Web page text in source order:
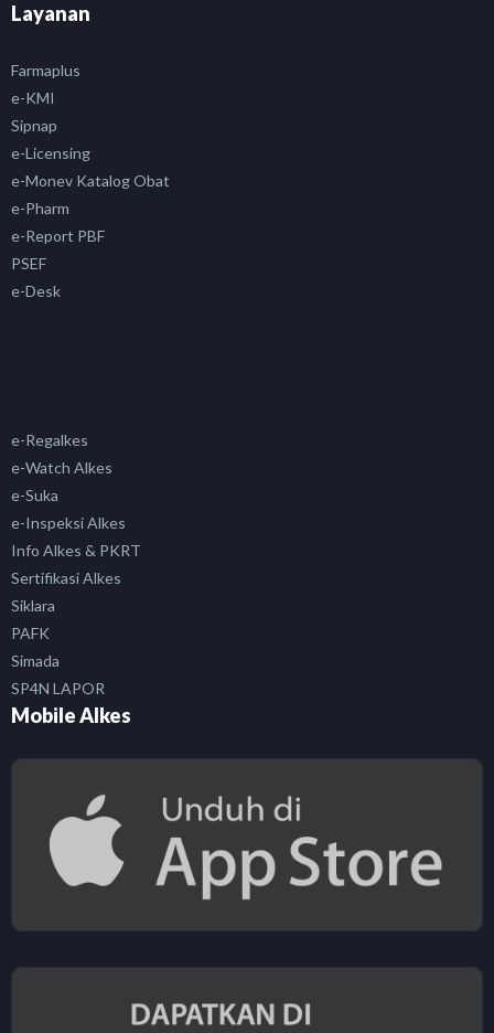
Layanan
Farmaplus
e-KMI
Sipnap
e-Licensing
e-Monev Katalog Obat
e-Pharm
e-Report PBF
PSEF
e-Desk
e-Regalkes
e-Watch Alkes
e-Suka
e-Inspeksi Alkes
Info Alkes & PKRT
Sertifikasi Alkes
Siklara
PAFK
Simada
SP4N LAPOR
Mobile Alkes